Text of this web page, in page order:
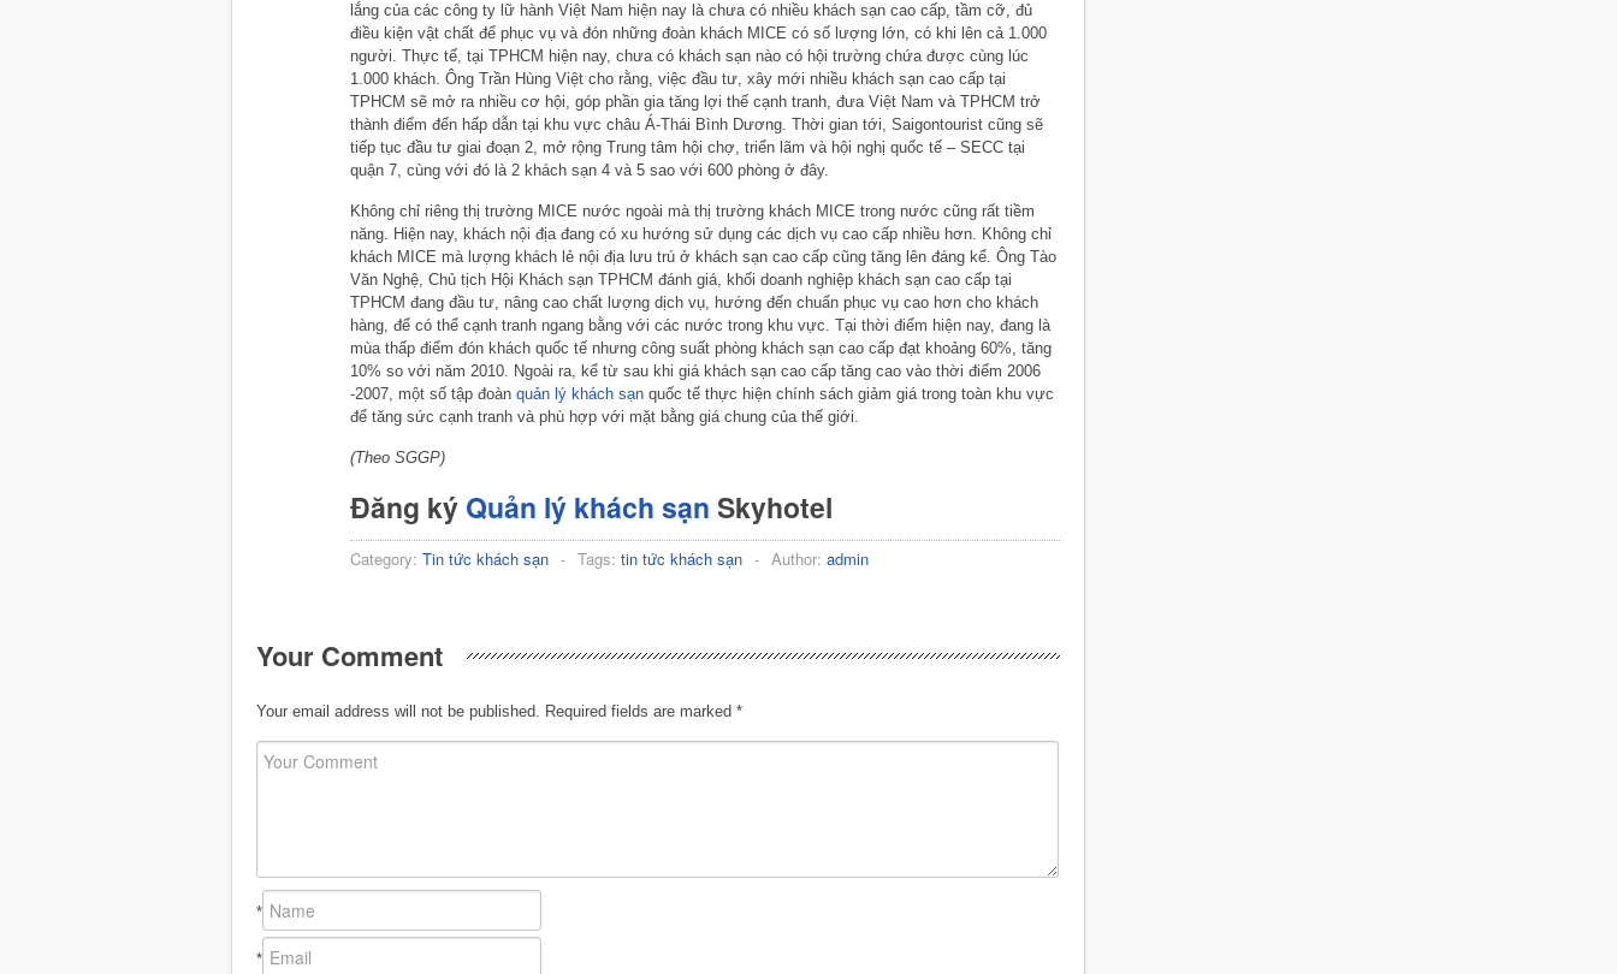
lắng của các công ty lữ hành Việt Nam hiện nay là chưa có nhiều khách sạn cao cấp, tầm cỡ, đủ
điều kiện vật chất để phục vụ và đón những đoàn khách MICE có số lượng lớn, có khi lên cả 1.000
người. Thực tế, tại TPHCM hiện nay, chưa có khách sạn nào có hội trường chứa được cùng lúc
1.000 khách. Ông Trần Hùng Việt cho rằng, việc đầu tư, xây mới nhiều khách sạn cao cấp tại
TPHCM sẽ mở ra nhiều cơ hội, góp phần gia tăng lợi thế cạnh tranh, đưa Việt Nam và TPHCM trở
thành điểm đến hấp dẫn tại khu vực châu Á-Thái Bình Dương. Thời gian tới, Saigontourist cũng sẽ
tiếp tục đầu tư giai đoạn 2, mở rộng Trung tâm hội chợ, triển lãm và hội nghị quốc tế – SECC tại
quận 7, cùng với đó là 2 khách sạn 4 và 5 sao với 600 phòng ở đây.
Không chỉ riêng thị trường MICE nước ngoài mà thị trường khách MICE trong nước cũng rất tiềm
năng. Hiện nay, khách nội địa đang có xu hướng sử dụng các dịch vụ cao cấp nhiều hơn. Không chỉ
khách MICE mà lượng khách lẻ nội địa lưu trú ở khách sạn cao cấp cũng tăng lên đáng kể. Ông Tào
Văn Nghệ, Chủ tịch Hội Khách sạn TPHCM đánh giá, khối doanh nghiệp khách sạn cao cấp tại
TPHCM đang đầu tư, nâng cao chất lượng dịch vụ, hướng đến chuẩn phục vụ cao hơn cho khách
hàng, để có thể cạnh tranh ngang bằng với các nước trong khu vực. Tại thời điểm hiện nay, đang là
mùa thấp điểm đón khách quốc tế nhưng công suất phòng khách sạn cao cấp đạt khoảng 60%, tăng
10% so với năm 2010. Ngoài ra, kể từ sau khi giá khách sạn cao cấp tăng cao vào thời điểm 2006
-2007, một số tập đoàn quản lý khách sạn quốc tế thực hiện chính sách giảm giá trong toàn khu vực
để tăng sức cạnh tranh và phù hợp với mặt bằng giá chung của thế giới.
(Theo SGGP)
Đăng ký Quản lý khách sạn Skyhotel
Category: Tin tức khách sạn - Tags: tin tức khách sạn - Author: admin
Your Comment
Your email address will not be published. Required fields are marked *
*
*